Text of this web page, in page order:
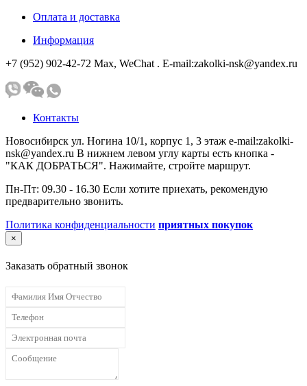
Оплата и доставка
Информация
+7 (952) 902-42-72 Мах, WeChat . E-mail:zakolki-nsk@yandex.ru
Контакты
Новосибирск ул. Ногина 10/1, корпус 1, 3 этаж e-mail:zakolki-
nsk@yandex.ru В нижнем левом углу карты есть кнопка -
"КАК ДОБРАТЬСЯ". Нажимайте, стройте маршрут.
Пн-Пт: 09.30 - 16.30 Если хотите приехать, рекомендую
предварительно звонить.
Политика конфиденциальности приятных покупок
×
Заказать обратный звонок